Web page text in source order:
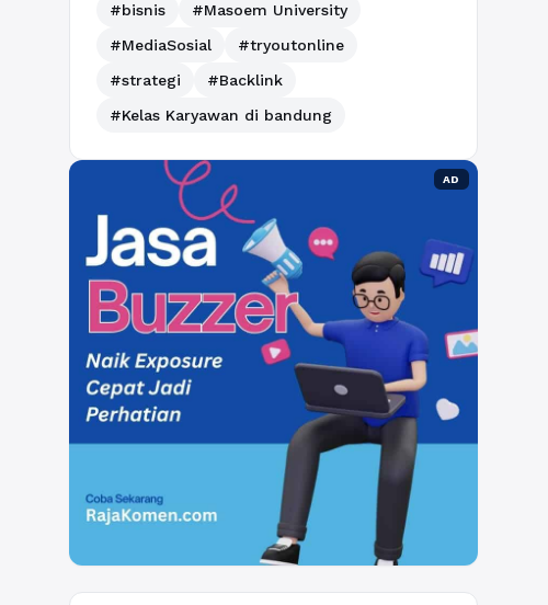
#bisnis
#Masoem University
#MediaSosial
#tryoutonline
#strategi
#Backlink
#Kelas Karyawan di bandung
AD